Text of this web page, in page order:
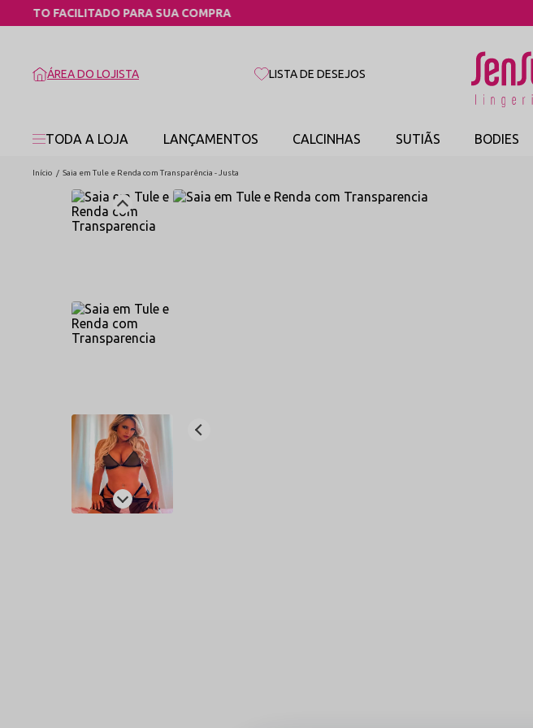
ÁREA DO LOJISTA LISTA DE DESEJOS
TODA A LOJA LANÇAMENTOS CALCINHAS SUTIÃS BODIES
Início Saia em Tule e Renda com Transparência - Justa